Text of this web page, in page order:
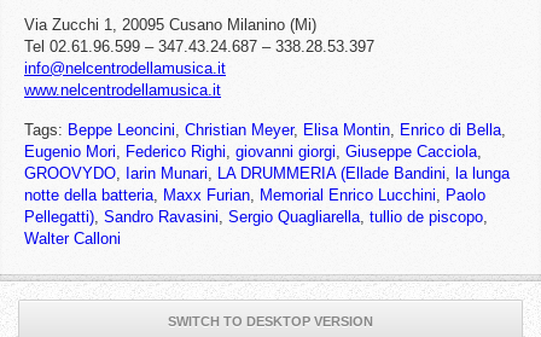
Via Zucchi 1, 20095 Cusano Milanino (Mi)
Tel 02.61.96.599 – 347.43.24.687 – 338.28.53.397
info@nelcentrodellamusica.it
www.nelcentrodellamusica.it
Tags: Beppe Leoncini, Christian Meyer, Elisa Montin, Enrico di Bella,
Eugenio Mori, Federico Righi, giovanni giorgi, Giuseppe Cacciola,
GROOVYDO, Iarin Munari, LA DRUMMERIA (Ellade Bandini, la lunga
notte della batteria, Maxx Furian, Memorial Enrico Lucchini, Paolo
Pellegatti), Sandro Ravasini, Sergio Quagliarella, tullio de piscopo,
Walter Calloni
SWITCH TO DESKTOP VERSION